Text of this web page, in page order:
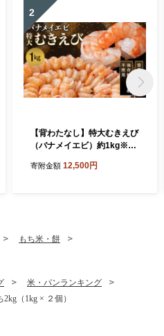
2
【背わたなし】特大むきえび
（バナメイエビ）約1kg※無
無し
寄附金額 12,500円
もち米・餅
米・パンランキング
（1kg × ２個）